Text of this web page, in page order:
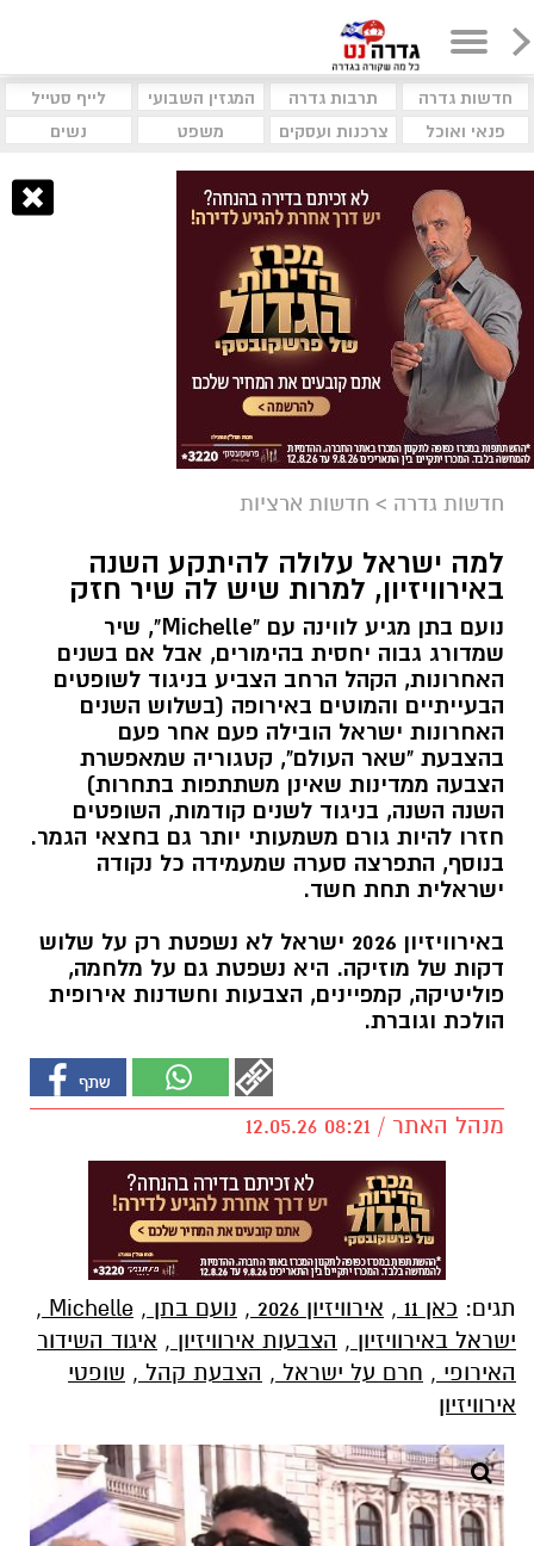
חדשות גדרה תרבות גדרה המגזין השבועי
לייף סטייל
פנאי ואוכל
צרכנות ועסקים משפט נשים
חדשות גדרה > חדשות ארציות
למה ישראל עלולה להיתקע השנה
באירוויזיון, למרות שיש לה שיר חזק
נועם בתן מגיע לווינה עם "Michelle", שיר
שמדורג גבוה יחסית בהימורים, אבל אם בשנים
האחרונות, הקהל הרחב הצביע בניגוד לשופטים
הבעייתיים והמוטים באירופה (בשלוש השנים
האחרונות ישראל הובילה פעם אחר פעם
בהצבעת "שאר העולם", קטגוריה שמאפשרת
הצבעה ממדינות שאינן משתתפות בתחרות)
השנה השנה, בניגוד לשנים קודמות, השופטים
חזרו להיות גורם משמעותי יותר גם בחצאי הגמר.
בנוסף, התפרצה סערה שמעמידה כל נקודה
ישראלית תחת חשד.
באירוויזיון 2026 ישראל לא נשפטת רק על שלוש
דקות של מוזיקה. היא נשפטת גם על מלחמה,
פוליטיקה, קמפיינים, הצבעות וחשדנות אירופית
הולכת וגוברת.
מנהל האתר / 08:21 12.05.26
תגים: כאן 11 , אירוויזיון 2026 , נועם בתן ,
Michelle
,
ישראל באירוויזיון , הצבעות אירוויזיון , איגוד השידור
האירופי , חרם על ישראל , הצבעת קהל , שופטי
אירוויזיון